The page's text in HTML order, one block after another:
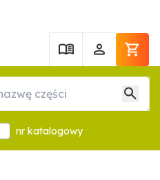
nr katalogowy